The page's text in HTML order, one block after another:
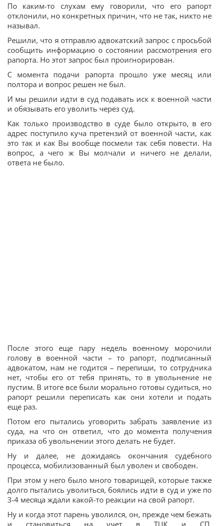
По каким-то слухам ему говорили, что его рапорт
отклонили, но конкретных причин, что не так, никто не
называл.
Решили, что я отправлю адвокатский запрос с просьбой
сообщить информацию о состоянии рассмотрения его
рапорта. Но этот запрос был проигнорирован.
С момента подачи рапорта прошло уже месяц или
полтора и вопрос решен не был.
И мы решили идти в суд подавать иск к военной части
и обязывать его уволить через суд.
Как только производство в суде было открыто, в его
адрес поступило куча претензий от военной части, как
это так и как Вы вообще посмели так себя повести. На
вопрос, а чего ж Вы молчали и ничего не делали,
ответа не было.
После этого еще пару недель военному морочили
голову в военной части – то рапорт, подписанный
адвокатом, нам не годится – перепиши, то сотрудника
нет, чтобы его от тебя принять, то в увольнение не
пустим. В итоге все были морально готовы судиться, но
рапорт решили переписать как они хотели и подать
еще раз.
Потом его пытались уговорить забрать заявление из
суда, на что он ответил, что до момента получения
приказа об увольнении этого делать не будет.
Ну и далее, не дожидаясь окончания судебного
процесса, мобилизованный был уволен и свободен.
При этом у него было много товарищей, которые также
долго пытались уволиться, боялись идти в суд и уже по
3-4 месяца ждали какой-то реакции на свой рапорт.
Ну и когда этот парень уволился, он, прежде чем бежать
и становиться на учет в ТЦК и СП,